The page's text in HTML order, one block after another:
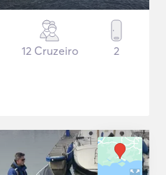
12 Cruzeiro 2